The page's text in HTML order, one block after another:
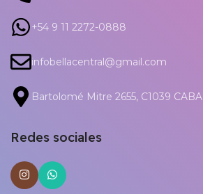
+54 9 11 2272-0888
infobellacentral@gmail.com
Bartolomé Mitre 2655, C1039 CABA
Redes sociales